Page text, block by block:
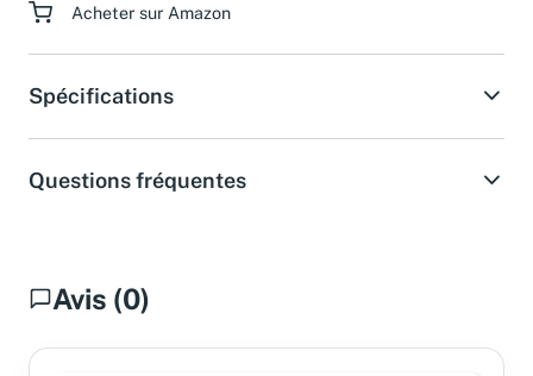
Acheter sur Amazon
Spécifications
Questions fréquentes
Avis (0)